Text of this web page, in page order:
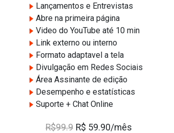
Lançamentos e Entrevistas
Abre na primeira página
Video do YouTube até 10 min
Link externo ou interno
Formato adaptavel a tela
Divulgação em Redes Sociais
Área Assinante de edição
Desempenho e estatísticas
Suporte + Chat Online
R$99.9 R$ 59.90/mês